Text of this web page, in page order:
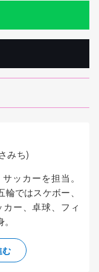
みち)
ッカーを担当。
ではスケボー、
ー、卓球、フィ
む